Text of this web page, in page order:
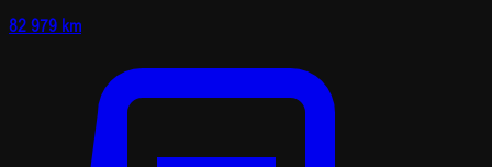
82 979 km